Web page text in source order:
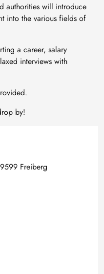
authorities will introduce
into the various fields of
a career, salary
interviews with
by!
Freiberg